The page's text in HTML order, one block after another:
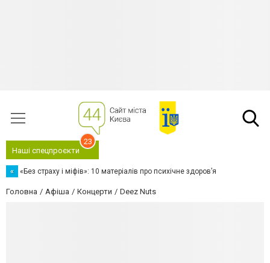
Наші спецпроєкти
23
« «Без страху і міфів»: 10 матеріалів про психічне здоров’я
Головна Афіша Концерти Deez Nuts